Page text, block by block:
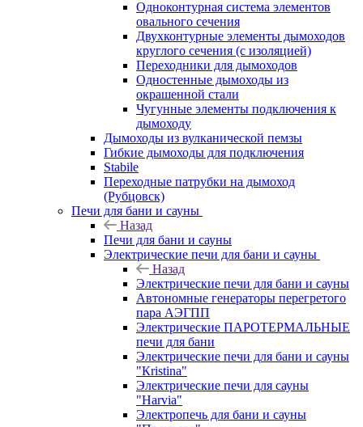
Одноконтурная система элементов
овального сечения
Двухконтурные элементы дымоходов
круглого сечения (с изоляцией)
Переходники для дымоходов
Одностенные дымоходы из
окрашенной стали
Чугунные элементы подключения к
дымоходу
Дымоходы из вулканической пемзы
Гибкие дымоходы для подключения
Stabile
Переходные патрубки на дымоход
(Рубцовск)
Печи для бани и сауны
Назад
Печи для бани и сауны
Электрические печи для бани и сауны
Назад
Электрические печи для бани и сауны
Автономные генераторы перегретого
пара АЭГПП
Электрические ПАРОТЕРМАЛЬНЫЕ
печи для бани
Электрические печи для бани и сауны
"Кristina"
Электрические печи для сауны
"Harvia"
Электропечь для бани и сауны